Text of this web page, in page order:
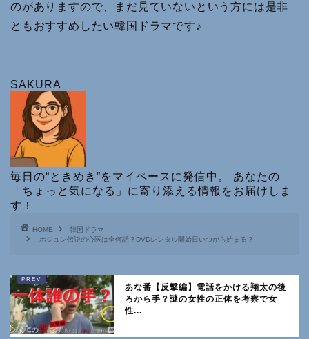
のがありますので、まだ見ていないという方には是非
ともおすすめしたい韓国ドラマです♪
SAKURA
毎日の“ときめき”をマイペースに発信中。 あなたの
「ちょっと気になる」に寄り添える情報をお届けしま
す！
HOME
韓国ドラマ
ホジュン伝説の心医は全何話？DVDレンタル開始日いつから始まる？
あな番【反撃編】電話をかける翔太の後
ろから手？謎の女性の正体を考察で女
性...